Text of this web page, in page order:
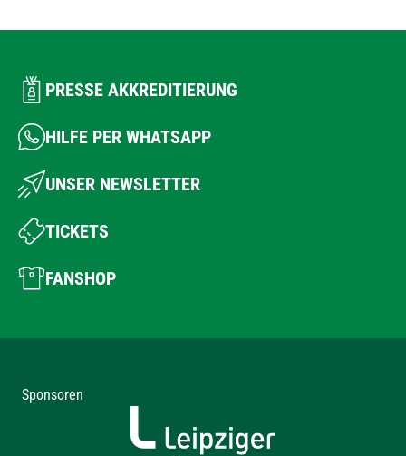
PRESSE AKKREDITIERUNG
HILFE PER WHATSAPP
UNSER NEWSLETTER
TICKETS
FANSHOP
Sponsoren